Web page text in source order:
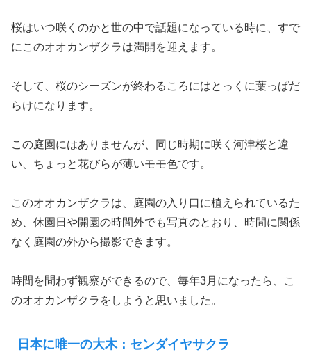
桜はいつ咲くのかと世の中で話題になっている時に、すで
にこのオオカンザクラは満開を迎えます。
そして、桜のシーズンが終わるころにはとっくに葉っぱだ
らけになります。
この庭園にはありませんが、同じ時期に咲く河津桜と違
い、ちょっと花びらが薄いモモ色です。
このオオカンザクラは、庭園の入り口に植えられているた
め、休園日や開園の時間外でも写真のとおり、時間に関係
なく庭園の外から撮影できます。
時間を問わず観察ができるので、毎年3月になったら、こ
のオオカンザクラをしようと思いました。
日本に唯一の大木：センダイヤサクラ